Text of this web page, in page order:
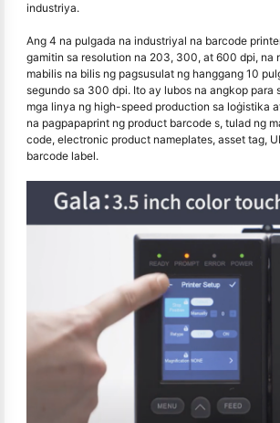
industriya.
Ang 4 na pulgada na industriyal na barcode
gamitin sa resolution na 203, 300, at 600 dpi, na
mabilis na bilis ng pagsusulat ng hanggang 10
segundo sa 300 dpi. Ito ay lubos na angkop para
mga linya ng high-speed production sa loġistika
na pagpapaprint ng product barcode s, tulad ng
code, electronic product nameplates, asset tag,
barcode label.